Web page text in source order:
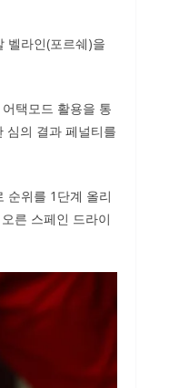
벨라인(포르쉐)을
택모드 활용을 통
심의 결과 페널티를
순위를 1단계 올리
른 스페인 드라이